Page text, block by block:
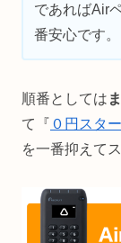
であればAir
番安心です。
順番としては
て『 ０円スタ
を一番抑えて